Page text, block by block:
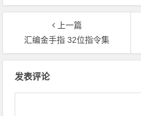
上一篇
汇编金手指 32位指令集
发表评论